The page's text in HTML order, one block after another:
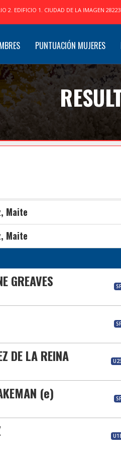
2. EDIFICIO 1. CIUDAD DE LA IMAGEN
PUNTUACIÓN MUJERES
Maite
Maite
GREAVES SF
SF
DE LA REINA
(e) SF